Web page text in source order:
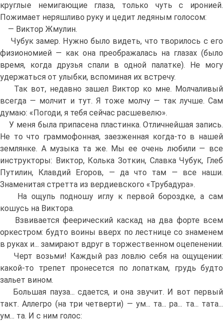
круглые немигающие глаза, только чуть с иронией.
Пожимает неряшливо руку и цедит ледяным голосом:
— Виктор Жмулин.
Чубук замер. Нужно было видеть, что творилось с его
физиономией — как она преображалась на глазах (было
время, когда друзья спали в одной палатке). Не могу
удержаться от улыбки, вспоминая их встречу.
Так вот, недавно зашел Виктор ко мне. Молчаливый
всегда — молчит и тут. Я тоже молчу — так лучше. Сам
думаю: «Погоди, я тебя сейчас расшевелю».
У меня была припасена пластинка. Отличнейшая запись.
Не то что граммофонная, заезженная когда-то в нашей
землянке. А музыка та же. Мы ее очень любили — все
инструкторы: Виктор, Колька Зоткин, Славка Чубук, Глеб
Путилин, Клавдий Егоров, — да что там — все наши.
Знаменитая стретта из вердиевского «Трубадура».
На ощупь подношу иглу к первой бороздке, а сам
кошусь на Виктора.
Взвивается феерический каскад на два форте всем
оркестром: будто воины вверх по лестнице со знаменем
в руках и... замирают вдруг в торжественном оцепенении.
Черт возьми! Каждый раз ловлю себя на ощущении:
какой-то трепет пронесется по лопаткам, грудь будто
зальет вином.
Большая пауза... сдается, и она звучит. И вот первый
такт. Аллегро (на три четверти) — ум... та... ра... та... тата...
ум... та. И с ним голос: